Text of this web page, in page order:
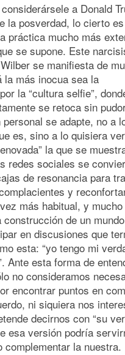
a Donald
la posverdad, lo cierto
práctica mucho más
se supone. Este
se manifiesta de
la más inocua sea la
la “cultura selfie”,
se retoca sin
se adapte, no a
es, sino a lo quisiera
la que se
redes sociales se
de resonancia para
y
más habitual, y
construcción de un
en discusiones que
esta: “yo tengo mi
Ante esta forma de
no consideramos
encontrar puntos en
ni siquiera nos
decirnos con “su
esa versión podría
complementar la nuestra.